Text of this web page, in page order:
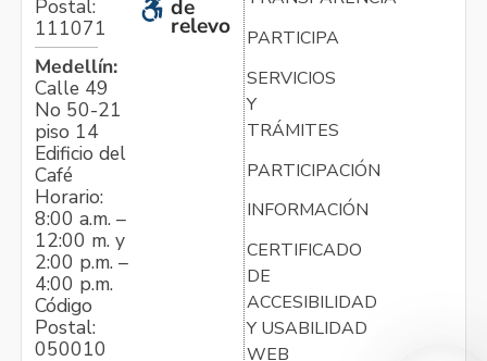
Postal:
111071
Medellín:
Calle 49
No 50-21
piso 14
Edificio del
Café
Horario:
8:00 a.m. –
12:00 m. y
2:00 p.m. –
4:00 p.m.
Código
Postal:
050010
de
relevo
PARTICIPA
SERVICIOS
Y
TRÁMITES
PARTICIPACIÓN
INFORMACIÓN
CERTIFICADO
DE
ACCESIBILIDAD
Y USABILIDAD
WEB